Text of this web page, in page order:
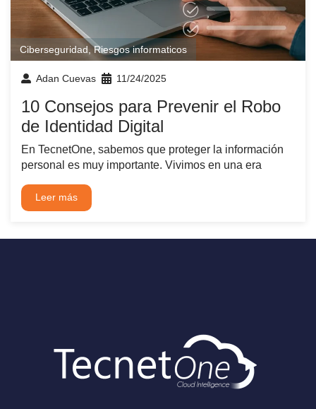
Ciberseguridad ,Riesgos informaticos
Adan Cuevas 11/24/2025
10 Consejos para Prevenir el Robo
de Identidad Digital
En TecnetOne, sabemos que proteger la información
personal es muy importante. Vivimos en una era
Leer más